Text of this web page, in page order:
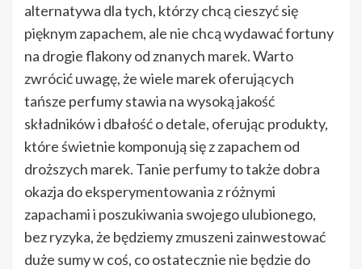
alternatywa dla tych, którzy chcą cieszyć się
pięknym zapachem, ale nie chcą wydawać fortuny
na drogie flakony od znanych marek. Warto
zwrócić uwagę, że wiele marek oferujących
tańsze perfumy stawia na wysoką jakość
składników i dbałość o detale, oferując produkty,
które świetnie komponują się z zapachem od
droższych marek. Tanie perfumy to także dobra
okazja do eksperymentowania z różnymi
zapachami i poszukiwania swojego ulubionego,
bez ryzyka, że będziemy zmuszeni zainwestować
duże sumy w coś, co ostatecznie nie będzie do